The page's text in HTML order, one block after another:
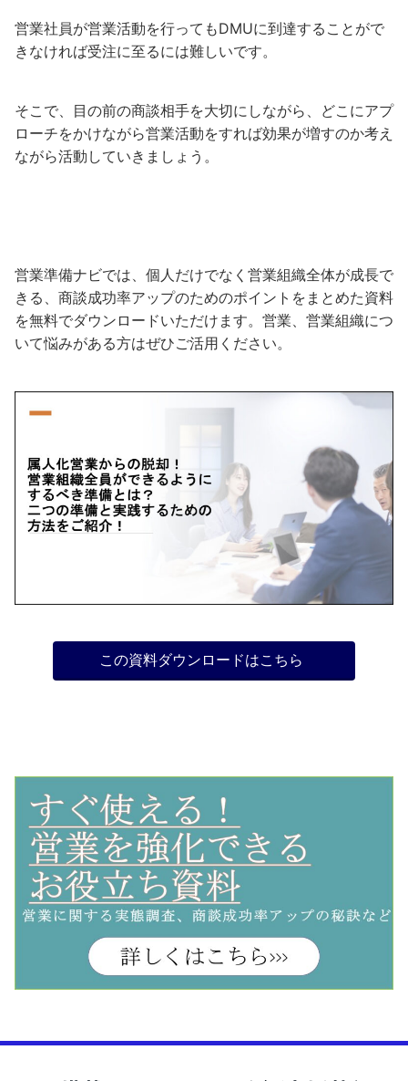
営業社員が営業活動を行ってもDMUに到達することがで
きなければ受注に至るには難しいです。
そこで、目の前の商談相手を大切にしながら、どこにアプ
ローチをかけながら営業活動をすれば効果が増すのか考え
ながら活動していきましょう。
営業準備ナビでは、個人だけでなく営業組織全体が成長で
きる、商談成功率アップのためのポイントをまとめた資料
を無料でダウンロードいただけます。営業、営業組織につ
いて悩みがある方はぜひご活用ください。
この資料ダウンロードはこちら